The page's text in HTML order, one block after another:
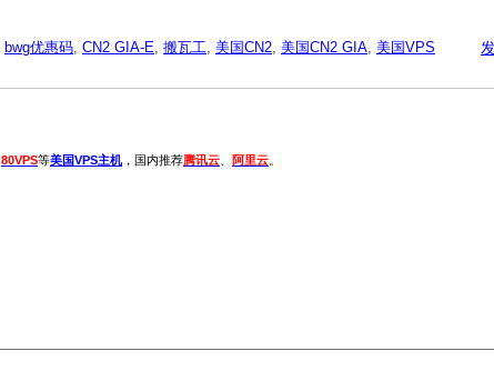
bwg优惠码 CN2 GIA-E 搬瓦工 美国CN2 美国CN2 GIA 美国VPS
80VPS等美国VPS主机 ，国内推荐腾讯云 阿里云。